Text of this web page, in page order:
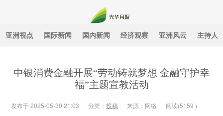
光华月报
亚洲视点 国际新闻 国内新闻 经济观察 亚洲风云 主持人
中银消费金融开展“劳动铸就梦想 金融守护幸
福”主题宣教活动
发布于 2025-05-30 21:03 分类： 投稿 来源：网络 阅读(5159 )